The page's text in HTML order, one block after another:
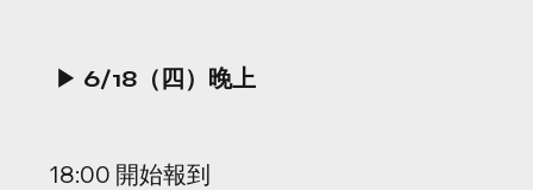
▶ 6/18（四）晚上
18:00 開始報到